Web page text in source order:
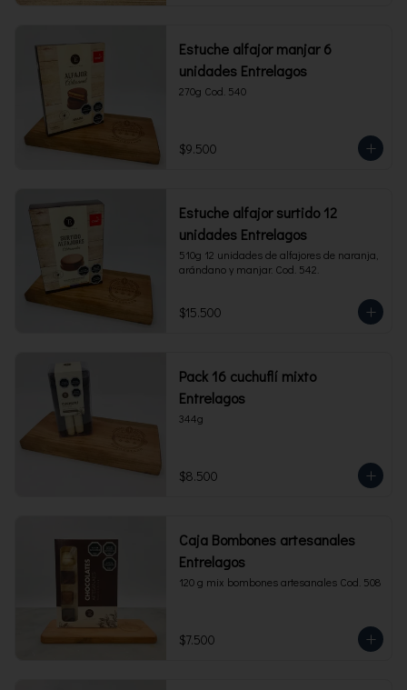
Estuche alfajor manjar 6
unidades Entrelagos
270g Cod. 540
$9.500
Estuche alfajor surtido 12
unidades Entrelagos
510g 12 unidades de alfajores de naranja,
arándano y manjar. Cod. 542.
$15.500
Pack 16 cuchuflí mixto
Entrelagos
344g
$8.500
Caja Bombones artesanales
Entrelagos
120 g mix bombones artesanales Cod. 508
$7.500